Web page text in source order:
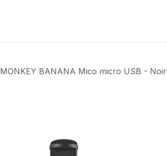
MONKEY BANANA Mico micro USB - Noir